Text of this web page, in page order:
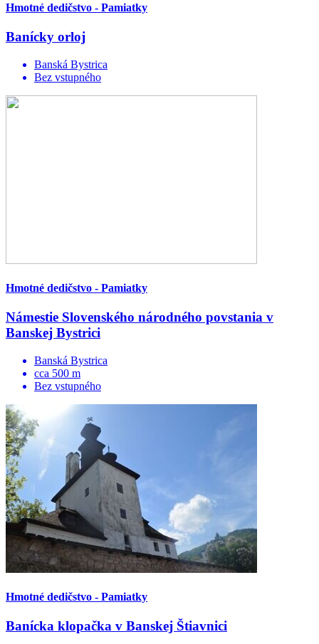
Hmotné dedičstvo - Pamiatky
Banícky orloj
Banská Bystrica
Bez vstupného
Hmotné dedičstvo - Pamiatky
Námestie Slovenského národného povstania v
Banskej Bystrici
Banská Bystrica
cca 500 m
Bez vstupného
Hmotné dedičstvo - Pamiatky
Banícka klopačka v Banskej Štiavnici